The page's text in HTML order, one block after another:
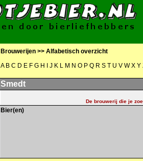
Brouwerijen >> Alfabetisch overzicht
A B C D E F G H J K L M N O P Q R S T U V W X Y
Smedt
De brouwerij die je
Bier(en)